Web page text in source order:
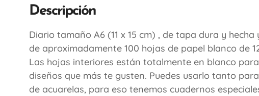
Descripción
Diario tamaño A6 (11 x 15 cm) , de tapa dura y
de aproximadamente 100 hojas de papel blanco de
Las hojas interiores están totalmente en blanco
diseños que más te gusten. Puedes usarlo tanto
de acuarelas, para eso tenemos cuadernos